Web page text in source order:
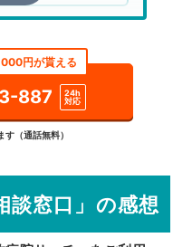
む
院名から探す
円が貰える
887
24h
対応
（通話無料）
談窓口」の感想